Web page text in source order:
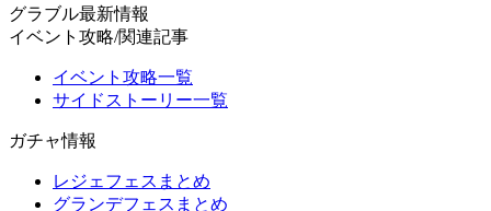
グラブル最新情報
イベント攻略/関連記事
イベント攻略一覧
サイドストーリー一覧
ガチャ情報
レジェフェスまとめ
グランデフェスまとめ